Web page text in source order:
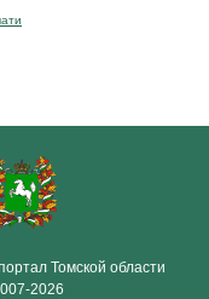
Томской области
2026